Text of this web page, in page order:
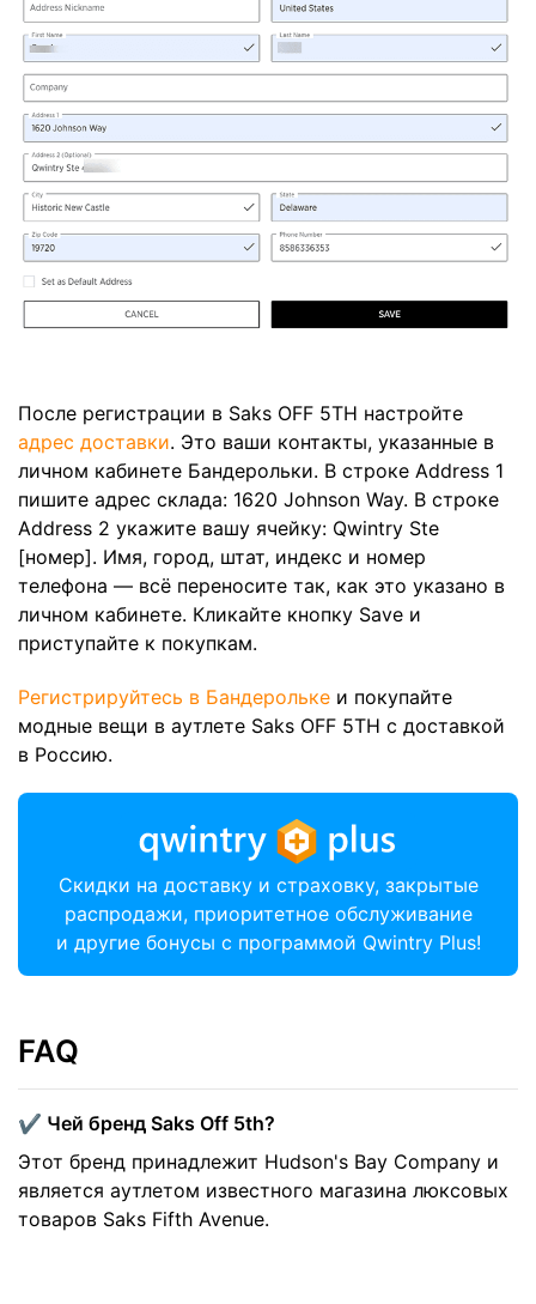
После регистрации в Saks OFF 5TH настройте
адрес доставки. Это ваши контакты, указанные в
личном кабинете Бандерольки. В строке Address 1
пишите адрес склада: 1620 Johnson Way. В строке
Address 2 укажите вашу ячейку: Qwintry Ste
[номер]. Имя, город, штат, индекс и номер
телефона — всё переносите так, как это указано в
личном кабинете. Кликайте кнопку Save и
приступайте к покупкам.
Регистрируйтесь в Бандерольке и покупайте
модные вещи в аутлете Saks OFF 5TH с доставкой
в Россию.
Скидки на доставку и страховку, закрытые
распродажи, приоритетное обслуживание
и другие бонусы с программой Qwintry Plus!
FAQ
✔️ Чей бренд Saks Off 5th?
Этот бренд принадлежит Hudson's Bay Company и
является аутлетом известного магазина люксовых
товаров Saks Fifth Avenue.